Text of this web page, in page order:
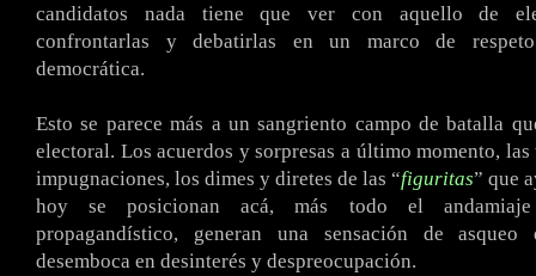
candidatos nada tiene que ver con aquello de
confrontarlas y debatirlas en un marco de
democrática.
Esto se parece más a un sangriento campo de batalla
electoral. Los acuerdos y sorpresas a último momento,
impugnaciones, los dimes y diretes de las “figuritas” que
hoy se posicionan acá, más todo el
propagandístico, generan una sensación de
desemboca en desinterés y despreocupación.